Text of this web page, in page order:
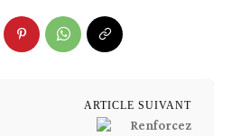
ARTICLE SUIVANT